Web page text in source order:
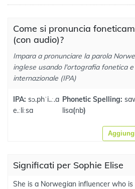
Come si pronuncia
(con audio)?
Impara a pronunciare la parola
inglese usando l'ortografia fonetica
internazionale (IPA)
IPA: sɔ.phˈi..ː.a
e.ːliːsa
Phonetic Spelling:
lisa(nb)
Significati per Sophie Elise
She is a Norwegian influencer who